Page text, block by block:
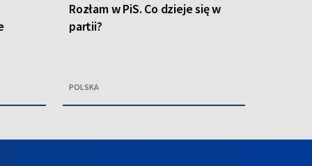
Rozłam w PiS. Co dzieje się w
partii?
POLSKA